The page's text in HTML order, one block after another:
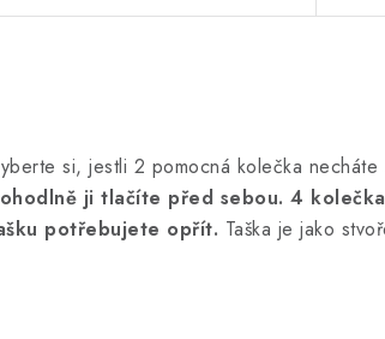
si, jestli 2 pomocná kolečka necháte
ji tlačíte před sebou. 4 kolečka
potřebujete opřít. Taška je jako